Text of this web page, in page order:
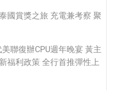
國賞獎之旅 充電兼考察 聚
聯復辦CPU週年晚宴 黃主
福利政策 全行首推彈性上